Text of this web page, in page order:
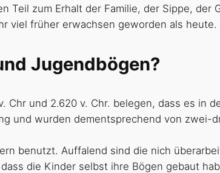
Teil zum Erhalt der Familie, der Sippe, der
viel früher erwachsen geworden als heute.
Jugendbögen?
Chr und 2.620 v. Chr. belegen, dass es in
und wurden dementsprechend von zwei-
benutzt. Auffalend sind die nich
die Kinder selbst ihre Bögen gebaut